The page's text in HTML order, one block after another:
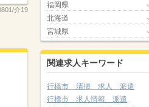
介19
福岡県
北海道
宮城県
関連求人キーワード
行橋市 清掃 求人 派遣
行橋市 求人情報 派遣